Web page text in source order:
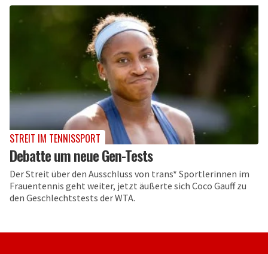
STREIT IM TENNISSPORT
Debatte um neue Gen-Tests
Der Streit über den Ausschluss von trans* Sportlerinnen im
Frauentennis geht weiter, jetzt äußerte sich Coco Gauff zu
den Geschlechtstests der WTA.